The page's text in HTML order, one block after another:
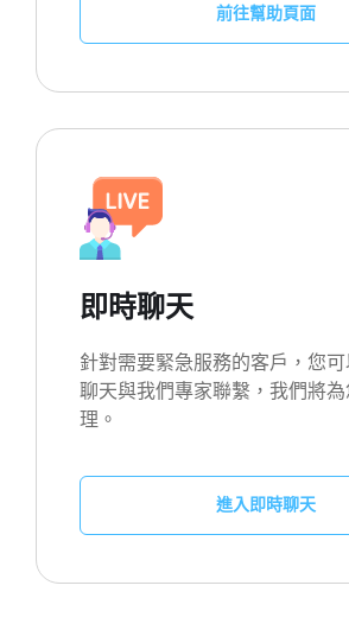
前往幫助頁面
即時聊天
針對需要緊急服務的客戶，您
聊天與我們專家聯繫，我們將
理。
進入即時聊天